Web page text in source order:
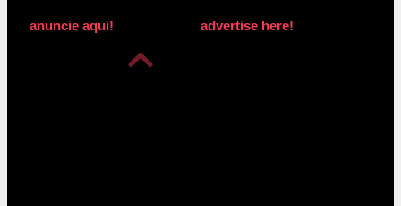
anuncie aqui! advertise here!